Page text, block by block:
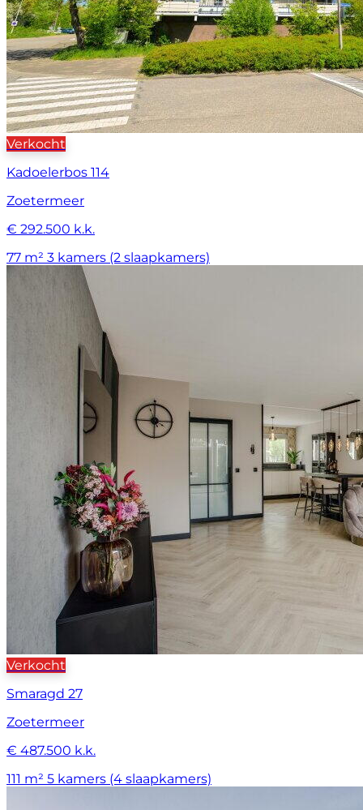
Verkocht
Kadoelerbos 114
Zoetermeer
€ 292.500 k.k.
77 m² 3 kamers (2 slaapkamers)
Verkocht
Smaragd 27
Zoetermeer
€ 487.500 k.k.
111 m² 5 kamers (4 slaapkamers)